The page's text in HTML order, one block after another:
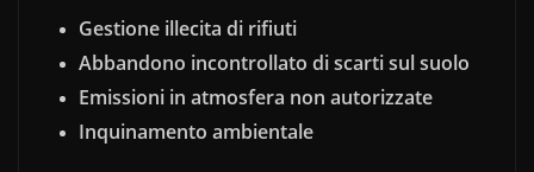
Gestione illecita di rifiuti
Abbandono incontrollato di scarti sul suolo
Emissioni in atmosfera non autorizzate
Inquinamento ambientale